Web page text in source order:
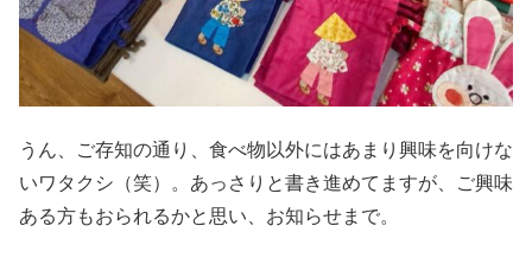
うん、ご存知の通り、食べ物以外にはあまり興味を向けな
いワタクシ（笑）。あっさりと書き進めてますが、ご興味
ある方もおられるかと思い、お知らせまで。